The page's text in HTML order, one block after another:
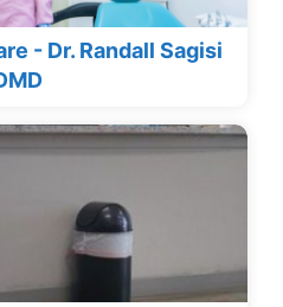
- Dr. Randall Sagisi